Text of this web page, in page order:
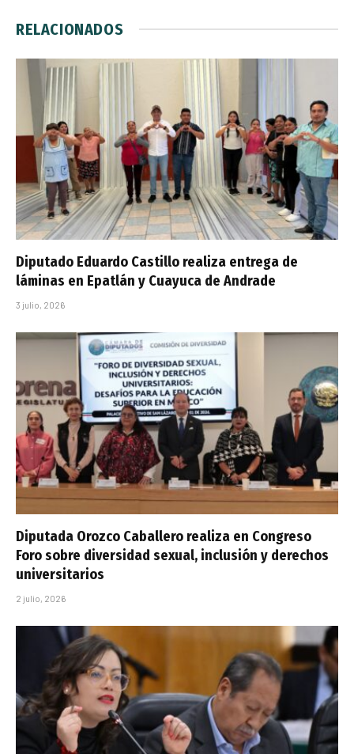
RELACIONADOS
Diputado Eduardo Castillo realiza entrega de
láminas en Epatlán y Cuayuca de Andrade
3 julio, 2026
Diputada Orozco Caballero realiza en Congreso
Foro sobre diversidad sexual, inclusión y derechos
universitarios
2 julio, 2026